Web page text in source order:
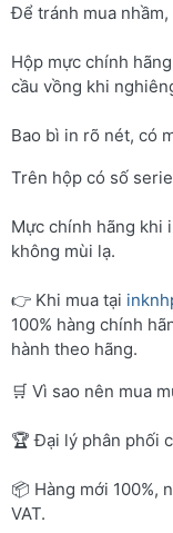
Để tránh mua nhầm,
Hộp mực chính
cầu vồng khi
Bao bì in rõ nét, có
Trên hộp có số
Mực chính hãng khi
không mùi lạ.
👉 Khi mua tại
100% hàng chính
hành theo hãng.
🛒 Vì sao nên mua
🏆 Đại lý phân phối
📦 Hàng mới 100%,
VAT.